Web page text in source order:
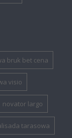
bruk bet cena
visio
novator largo
tarasowa